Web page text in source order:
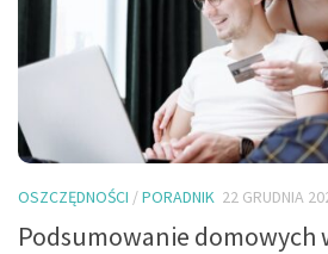
OSZCZĘDNOŚCI /PORADNIK 22 GRUDNIA
Podsumowanie domowych